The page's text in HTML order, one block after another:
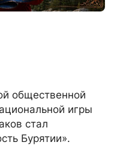
общественной
игры
стал
Бурятии».